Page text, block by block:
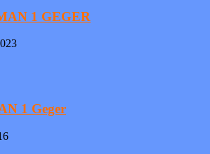
1 GEGER
1 Geger